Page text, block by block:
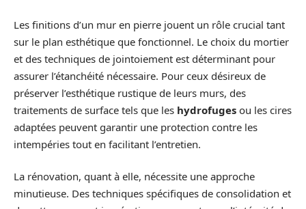
Les finitions d’un mur en pierre jouent un rôle crucial tant
sur le plan esthétique que fonctionnel. Le choix du mortier
et des techniques de jointoiement est déterminant pour
assurer l’étanchéité nécessaire. Pour ceux désireux de
préserver l’esthétique rustique de leurs murs, des
traitements de surface tels que les hydrofuges ou les cires
adaptées peuvent garantir une protection contre les
intempéries tout en facilitant l’entretien.
La rénovation, quant à elle, nécessite une approche
minutieuse. Des techniques spécifiques de consolidation et